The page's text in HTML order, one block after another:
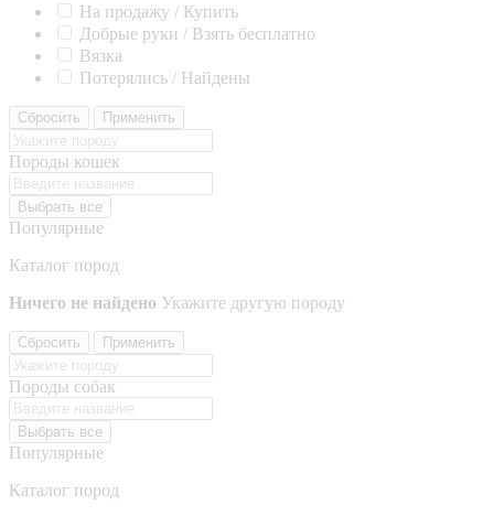
На продажу / Купить
Добрые руки / Взять бесплатно
Вязка
Потерялись / Найдены
Сбросить Применить
Породы кошек
Выбрать все
Популярные
Каталог пород
Ничего не найдено Укажите другую породу
Сбросить Применить
Породы собак
Выбрать все
Популярные
Каталог пород